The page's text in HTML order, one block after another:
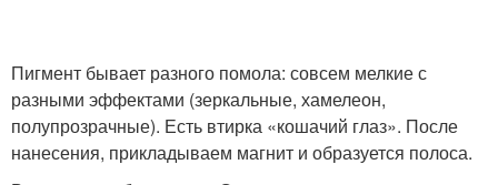
Пигмент бывает разного помола: совсем мелкие с
разными эффектами (зеркальные, хамелеон,
полупрозрачные). Есть втирка «кошачий глаз». После
нанесения, прикладываем магнит и образуется полоса.